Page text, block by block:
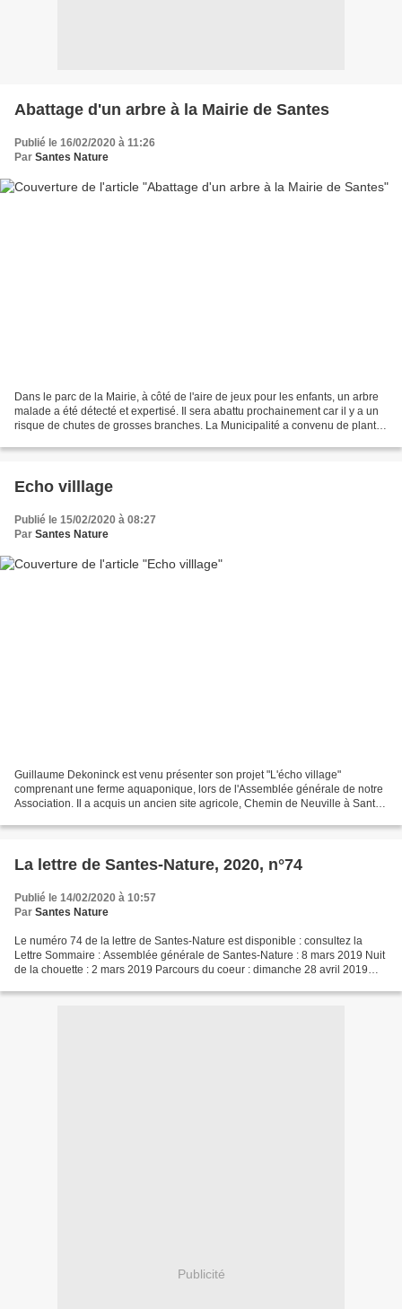
Abattage d'un arbre à la Mairie de Santes
Publié le 16/02/2020 à 11:26
Par Santes Nature
Dans le parc de la Mairie, à côté de l'aire de jeux pour les enfants, un arbre
malade a été détecté et expertisé. Il sera abattu prochainement car il y a un
risque de chutes de grosses branches. La Municipalité a convenu de planter
Echo villlage
Publié le 15/02/2020 à 08:27
Par Santes Nature
Guillaume Dekoninck est venu présenter son projet "L'écho village"
comprenant une ferme aquaponique, lors de l'Assemblée générale de notre
Association. Il a acquis un ancien site agricole, Chemin de Neuville à Santes
La lettre de Santes-Nature, 2020, n°74
Publié le 14/02/2020 à 10:57
Par Santes Nature
Le numéro 74 de la lettre de Santes-Nature est disponible : consultez la
Lettre Sommaire : Assemblée générale de Santes-Nature : 8 mars 2019 Nuit
de la chouette : 2 mars 2019 Parcours du coeur : dimanche 28 avril 2019
Publicité